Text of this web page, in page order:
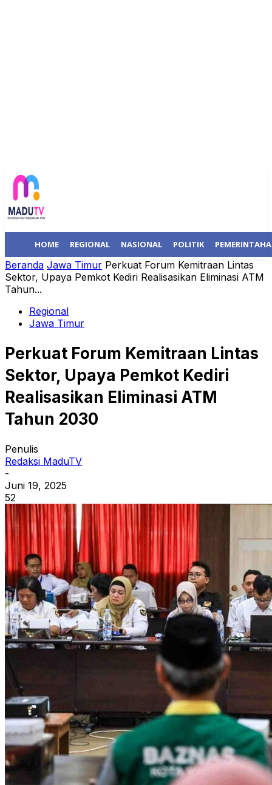
HOME REGIONAL NASIONAL POLITIK
Beranda Jawa Timur Perkuat Forum Kemitraan Lintas
Sektor, Upaya Pemkot Kediri Realisasikan Eliminasi ATM
Tahun...
Regional
Jawa Timur
Perkuat Forum Kemitraan Lintas
Sektor, Upaya Pemkot Kediri
Realisasikan Eliminasi ATM
Tahun 2030
Penulis
Redaksi MaduTV
-
Juni 19, 2025
52